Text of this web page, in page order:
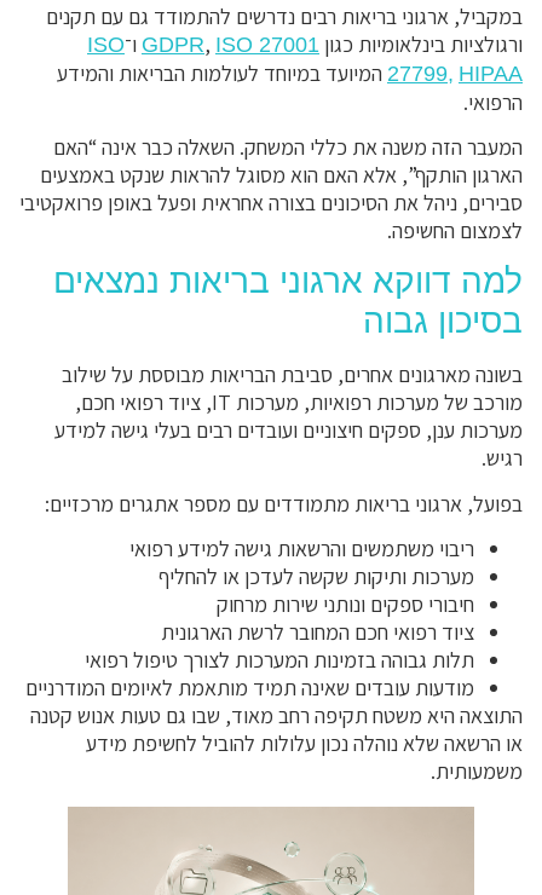
במקביל, ארגוני בריאות רבים נדרשים להתמודד גם עם תקנים
ורגולציות בינלאומיות כגון
GDPR, ISO 27001 ו־ISO
27799, HIPAA
המיועד במיוחד לעולמות הבריאות והמידע
הרפואי.
המעבר הזה משנה את כללי המשחק. השאלה כבר אינה “האם
הארגון הותקף”, אלא האם הוא מסוגל להראות שנקט באמצעים
סבירים, ניהל את הסיכונים בצורה אחראית ופעל באופן פרואקטיבי
לצמצום החשיפה.
למה דווקא ארגוני בריאות נמצאים
בסיכון גבוה
בשונה מארגונים אחרים, סביבת הבריאות מבוססת על שילוב
מורכב של מערכות רפואיות, מערכות IT, ציוד רפואי חכם,
מערכות ענן, ספקים חיצוניים ועובדים רבים בעלי גישה למידע
רגיש.
בפועל, ארגוני בריאות מתמודדים עם מספר אתגרים מרכזיים:
ריבוי משתמשים והרשאות גישה למידע רפואי
מערכות ותיקות שקשה לעדכן או להחליף
חיבורי ספקים ונותני שירות מרחוק
ציוד רפואי חכם המחובר לרשת הארגונית
תלות גבוהה בזמינות המערכות לצורך טיפול רפואי
מודעות עובדים שאינה תמיד מותאמת לאיומים המודרניים
התוצאה היא משטח תקיפה רחב מאוד, שבו גם טעות אנוש קטנה
או הרשאה שלא נוהלה נכון עלולות להוביל לחשיפת מידע
משמעותית.